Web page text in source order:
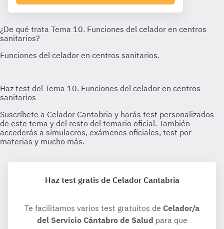
Haz test gratis de Celador Cantabria
Te facilitamos varios test gratuitos de Celador/a
del Servicio Cántabro de Salud para que